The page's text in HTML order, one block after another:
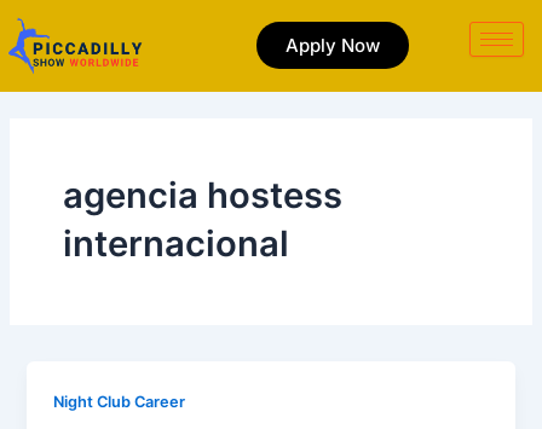
Skip
to
content
Apply Now
agencia hostess
internacional
Night Club Career